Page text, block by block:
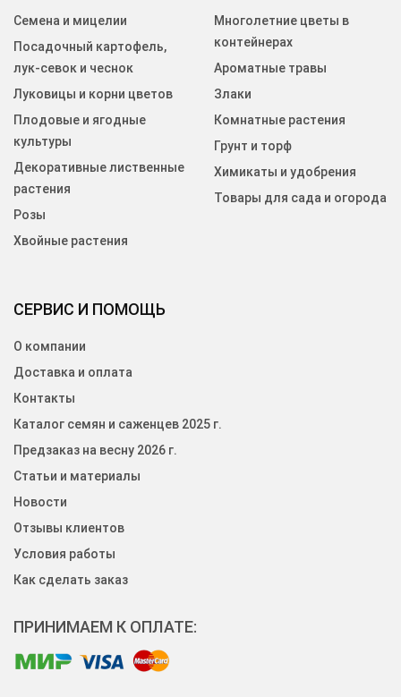
СЕРВИС И ПОМОЩЬ
О компании
Доставка и оплата
Контакты
Каталог семян и саженцев 2025 г.
Предзаказ на весну 2026 г.
Статьи и материалы
Новости
Отзывы клиентов
Условия работы
Как сделать заказ
Семена и мицелии
Посадочный картофель,
лук-севок и чеснок
Луковицы и корни цветов
Плодовые и ягодные
культуры
Декоративные лиственные
растения
Розы
Хвойные растения
Многолетние цветы в
контейнерах
Ароматные травы
Злаки
Комнатные растения
Грунт и торф
Химикаты и удобрения
Товары для сада и огорода
ПРИНИМАЕМ К ОПЛАТЕ: